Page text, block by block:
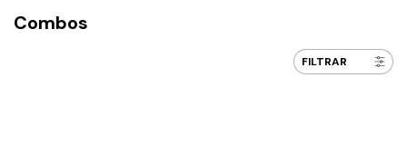
Combos
FILTRAR